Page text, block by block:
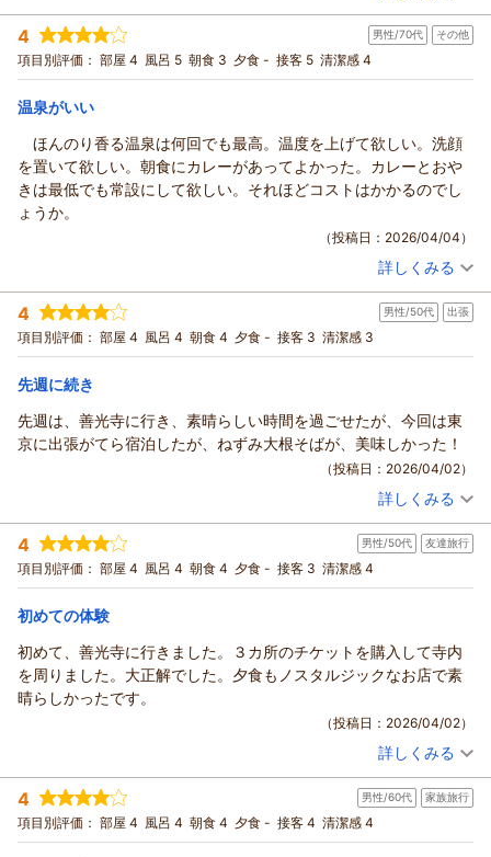
る特徴がございます。当館自慢の温泉の良さをご体感頂けて幸
甚でございます。
しかしながら、当館フロントスタッフの振る舞いによりご不快
な思いをさせてしまい、誠に申し訳ございません。
お客様より賜りましたご意見を基に、改善に努めさせて頂きま
今後ともホテルルートインをご愛顧賜ります様、宜しくお願い
申し上げます。
お客様のまたのご来館をスタッフ一同、心よりお待ち申し上げ
ております。
ご投稿頂きまして、ありがとうございました。
（返信日：2026/04/29）
宿泊時期： 2026年04月宿泊 (その他)
投稿者： airさん(男性/70代)
宿泊プラン： 【限定！】お得料金で東館≪新館≫客室にグレードアッププラ
ン★お試し！ご感想お寄せ下さい★
ダブル 朝のみ
宿泊価格帯：
ホテルルートイン上山田温泉からの返信
平素より当ホテルをご愛顧賜りまして、厚く御礼申し上げま
す。
この度も当館の天然温泉をご満喫頂けまして、幸いでございま
また、フロントスタッフの接客に高い評価を賜りまして、私共
としましても励みとなります。
しかしながら、幾度とご要望頂いております朝食に関する件に
つきましては、従来に比べ提供頻度を上げるよう対応を進めて
おりますが、依然としてお客様のご期待に添えず大変心苦しい
限りでございます。
を申し上げます。
お客様のまたのお越しを、スタッフ一同、心よりお待ち申して
（返信日：2026/04/16）
4 男性/70代 その他
項目別評価： 部屋 4 風呂 5 朝食 3 夕食 - 接客 5 清潔感 4
温泉がいい
ほんのり香る温泉は何回でも最高。温度を上げて欲しい。洗顔
を置いて欲しい。朝食にカレーがあってよかった。カレーとおや
きは最低でも常設にして欲しい。それほどコストはかかるのでし
ょうか。
（投稿日：2026/04/04）
投稿者： airさん(男性/70代)
宿泊プラン： 【じゃらん限定】30日前までのご予約がお得★天然温泉・ご朝
食サービス・無料駐車場あり・WI-FI無料★
ダブル 朝のみ
宿泊価格帯： 10,001～11,000円(大人一人あたり/税込)
日頃より当ホテルのご利用を賜り、誠に有難うございます。
この度も当館の天然温泉をご利用いただき有難うございます。
前回同様に最高とお褒めに預かりまして、大変嬉しく存じま
各種ご要望を頂いておりますが、朝食のカレーにつきましては
誠に恐れ入りますが、朝食バイキングを日々違ったメニューに
組み換え提供することで、連泊利用のお客様も飽きにくいお食
事をお召し上がりいただきたいという観点と、その他諸般の事
情により、現在のところ常設化の目途は立っておりません。
ございましたが、左記のとおりお客様のご要望通りの実現が難
しく、誠に申し訳ございません。
おやきに関しましても地元感のあるメニューとして、朝食バイ
キングメニューに含めている日がございますが、カレー同様に
何卒、ご理解ご了承のほどお願い申し上げます。
しかしながら、これまで同様に大変ご好評を頂けている点につ
きましては、改めて各部門スタッフにも伝え、改善点やご要望
に関しましては、今後検討を重ねて参ります。
詳しくみる
4 男性/50代 出張
項目別評価： 部屋 4 風呂 4 朝食 4 夕食 - 接客 3 清潔感 3
先週に続き
先週は、善光寺に行き、素晴らしい時間を過ごせたが、今回は東
京に出張がてら宿泊したが、ねずみ大根そばが、美味しかった！
（投稿日：2026/04/02）
投稿者： プリさん(男性/50代)
宿泊プラン： マルチギフトカード1，000円付プラン シングル 朝のみ
宿泊価格帯： 9,001～10,000円(大人一人あたり/税込)
ホテルルートイン上山田温泉からの返信
平素よりホテルルートインをご愛顧賜りまして、誠にありがと
うございます。
二週続けてのルートイン上山田温泉をご利用頂きまして、深く
御礼を申し上げます。
近場の坂城町の名物であるねずみ大根そばをご賞味されたとの
こと、先週に続き観光をお楽しみ頂けている様子で何よりでご
ざいます。
今後とも、信州旅行や温泉目的でのご利用に当館をご愛顧頂け
ましたら幸いでございます。
詳しくみる
4 男性/50代 友達旅行
項目別評価： 部屋 4 風呂 4 朝食 4 夕食 - 接客 3 清潔感 4
初めての体験
初めて、善光寺に行きました。３カ所のチケットを購入して寺内
を周りました。大正解でした。夕食もノスタルジックなお店で素
晴らしかったです。
（投稿日：2026/04/02）
投稿者： プリさん(男性/50代)
宿泊プラン： 【じゃらん限定】10日前までのご予約がお得★天然温泉・ご朝
食サービス・無料駐車場あり・WI-FI無料★
ツイン 朝のみ
宿泊価格帯： 11,001～12,000円(大人一人あたり/税込)
詳しくみる
4 男性/60代 家族旅行
項目別評価： 部屋 4 風呂 4 朝食 4 夕食 - 接客 4 清潔感 4